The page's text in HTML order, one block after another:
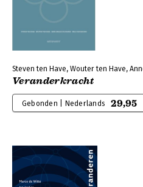
Steven ten Have, Wouter ten Have,
Veranderkracht
Gebonden | Nederlands 29,95